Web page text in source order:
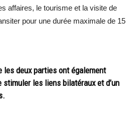
affaires, le tourisme et la visite de
pour une durée maximale de 15
les deux parties ont également
les liens bilatéraux et d’un